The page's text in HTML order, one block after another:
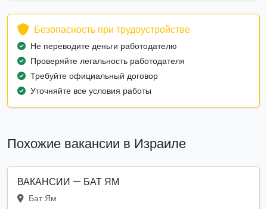
Безопасность при трудоустройстве
Не переводите деньги работодателю
Проверяйте легальность работодателя
Требуйте официальный договор
Уточняйте все условия работы
Похожие вакансии в Израиле
ВАКАНСИИ — БАТ ЯМ
Бат Ям